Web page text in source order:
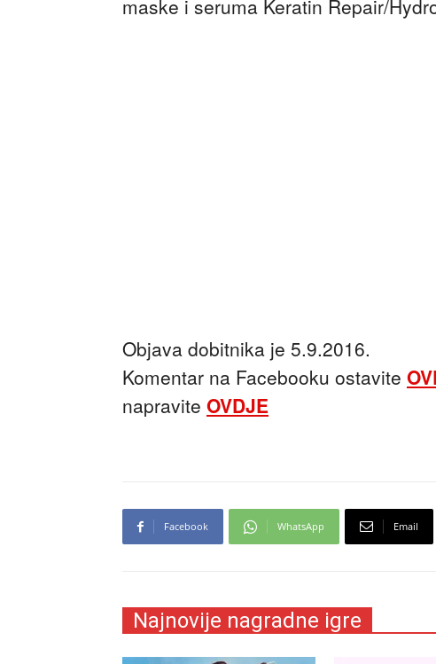
maske i seruma Keratin Repair/
Objava dobitnika je 5.9.2016.
Komentar na Facebooku ostavite
napravite OVDJE
Facebook WhatsApp Email
Najnovije nagradne igre